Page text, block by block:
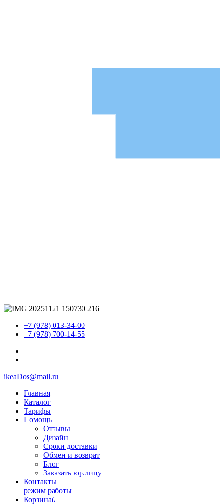
+7 (978) 013-34-00
+7 (978) 700-14-55
ikeaDos@mail.ru
Главная
Каталог
Тарифы
Помощь
Отзывы
Дизайн
Сроки доставки
Обмен и возврат
Блог
Заказать юр.лицу
Контакты
режим работы
Корзина0